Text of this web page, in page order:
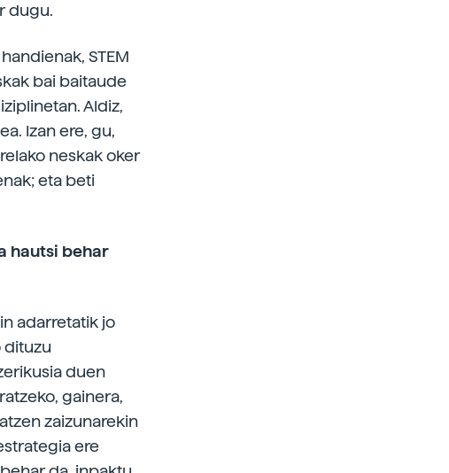
dugu.
STEM
bai baitaude
Aldiz,
Izan ere, gu,
neskak oker
eta beti
hautsi behar
adarretatik jo
dituzu
duen
gainera,
zaizunarekin
ere